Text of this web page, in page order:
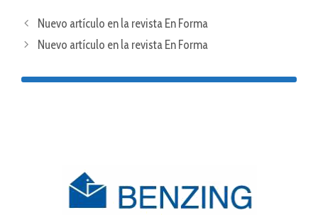
Nuevo artículo en la revista En Forma
Nuevo artículo en la revista En Forma